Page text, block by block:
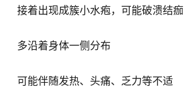
接着出现成簇小水疱，可能破溃结痂
多沿着身体一侧分布
可能伴随发热、头痛、乏力等不适